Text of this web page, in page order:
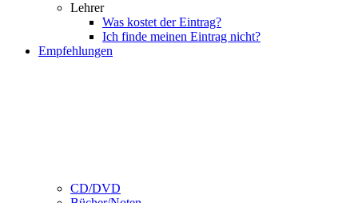
Lehrer
Was kostet der Eintrag?
Ich finde meinen Eintrag nicht?
Empfehlungen
CD/DVD